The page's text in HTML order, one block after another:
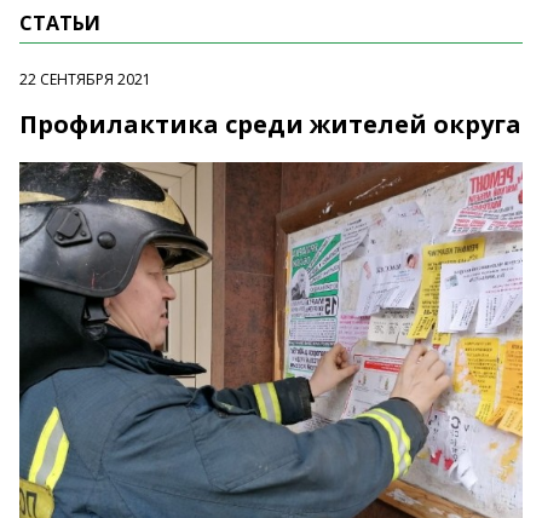
СТАТЬИ
22 СЕНТЯБРЯ 2021
Профилактика среди жителей округа